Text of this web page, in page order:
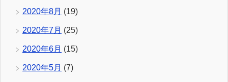
2020年8月 (19)
2020年7月 (25)
2020年6月 (15)
2020年5月 (7)